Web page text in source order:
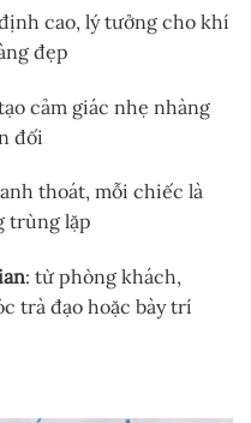
cao, lý tưởng cho khí
đẹp
cảm giác nhẹ nhàng
đối
thoát, mỗi chiếc là
trùng lặp
: từ phòng khách,
trà đạo hoặc bày trí